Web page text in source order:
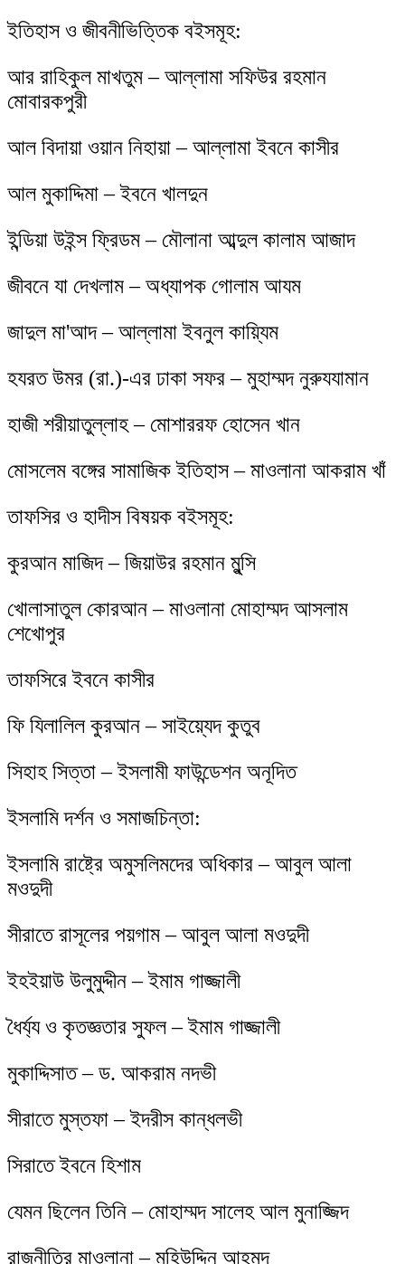
ইতিহাস ও জীবনীভিত্তিক বইসমূহ:
আর রাহিকুল মাখতুম – আল্লামা সফিউর রহমান
মোবারকপুরী
আল বিদায়া ওয়ান নিহায়া – আল্লামা ইবনে কাসীর
আল মুকাদ্দিমা – ইবনে খালদুন
ইন্ডিয়া উইন্স ফ্রিডম – মৌলানা আব্দুল কালাম আজাদ
জীবনে যা দেখলাম – অধ্যাপক গোলাম আযম
জাদুল মা'আদ – আল্লামা ইবনুল কায়্যিম
হযরত উমর (রা.)-এর ঢাকা সফর – মুহাম্মদ নুরুযযামান
হাজী শরীয়াতুল্লাহ – মোশাররফ হোসেন খান
মোসলেম বঙ্গের সামাজিক ইতিহাস – মাওলানা আকরাম খাঁ
তাফসির ও হাদীস বিষয়ক বইসমূহ:
কুরআন মাজিদ – জিয়াউর রহমান মুন্সি
খোলাসাতুল কোরআন – মাওলানা মোহাম্মদ আসলাম
শেখোপুর
তাফসিরে ইবনে কাসীর
ফি যিলালিল কুরআন – সাইয়্যেদ কুতুব
সিহাহ সিত্তা – ইসলামী ফাউন্ডেশন অনূদিত
ইসলামি দর্শন ও সমাজচিন্তা:
ইসলামি রাষ্ট্রে অমুসলিমদের অধিকার – আবুল আলা
মওদুদী
সীরাতে রাসূলের পয়গাম – আবুল আলা মওদুদী
ইহইয়াউ উলুমুদ্দীন – ইমাম গাজ্জালী
ধৈর্য্য ও কৃতজ্ঞতার সুফল – ইমাম গাজ্জালী
মুকাদ্দিসাত – ড. আকরাম নদভী
সীরাতে মুস্তফা – ইদরীস কান্ধলভী
সিরাতে ইবনে হিশাম
যেমন ছিলেন তিনি – মোহাম্মদ সালেহ আল মুনাজ্জিদ
রাজনীতির মাওলানা – মহিউদ্দিন আহমদ